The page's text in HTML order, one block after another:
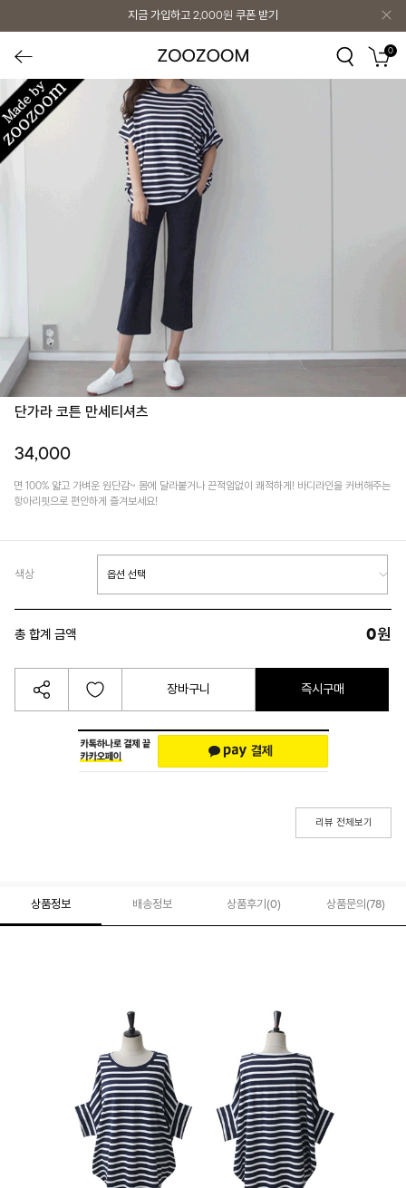
지금 가입하고 2,000원 쿠폰 받기
0
단가라 코튼 만세티셔츠
34,000
면 100% 얇고 가벼운 원단감~ 몸에 달라붙거나 끈적임없이 쾌적하게! 바디라인을 커버해주는
항아리핏으로 편안하게 즐겨보세요!
색상
총 합계 금액 0원
장바구니 즉시구매
리뷰 전체보기
상품정보 배송정보 상품후기(0) 상품문의 (78)